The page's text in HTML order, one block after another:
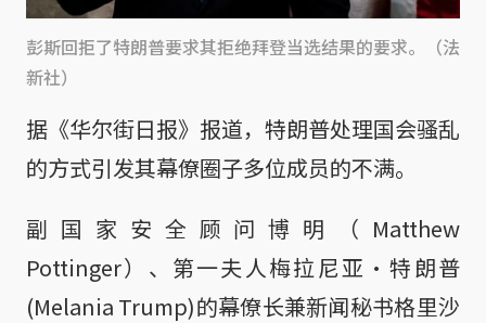
彭斯回拒了特朗普要求其拒绝拜登当选结果的要求。（法
新社）
据《华尔街日报》报道，特朗普处理国会骚乱
的方式引发其幕僚圈子多位成员的不满。
副国家安全顾问博明（Matthew
Pottinger）、第一夫人梅拉尼亚·特朗普
(Melania Trump)的幕僚长兼新闻秘书格里沙